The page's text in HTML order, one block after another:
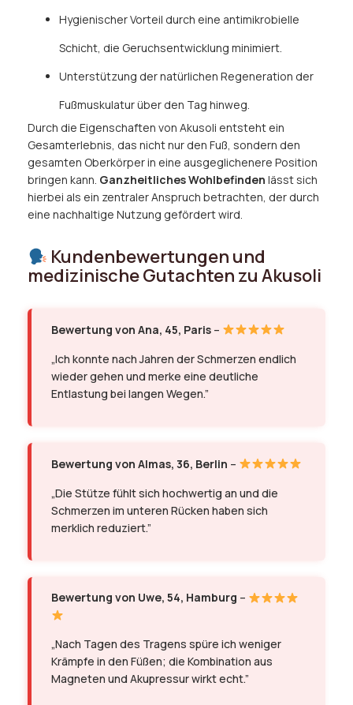
Hygienischer Vorteil durch eine antimikrobielle
Schicht, die Geruchsentwicklung minimiert.
Unterstützung der natürlichen Regeneration der
Fußmuskulatur über den Tag hinweg.
Durch die Eigenschaften von Akusoli entsteht ein
Gesamterlebnis, das nicht nur den Fuß, sondern den
gesamten Oberkörper in eine ausgeglichenere Position
bringen kann. Ganzheitliches Wohlbefinden lässt sich
hierbei als ein zentraler Anspruch betrachten, der durch
eine nachhaltige Nutzung gefördert wird.
Kundenbewertungen und
medizinische Gutachten zu Akusoli
Bewertung von Ana, 45, Paris –
„Ich konnte nach Jahren der Schmerzen endlich
wieder gehen und merke eine deutliche
Entlastung bei langen Wegen.”
Bewertung von Almas, 36, Berlin –
„Die Stütze fühlt sich hochwertig an und die
Schmerzen im unteren Rücken haben sich
merklich reduziert.”
Bewertung von Uwe, 54, Hamburg –
„Nach Tagen des Tragens spüre ich weniger
Krämpfe in den Füßen; die Kombination aus
Magneten und Akupressur wirkt echt.”